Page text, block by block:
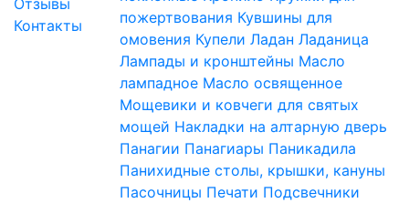
Отзывы
Контакты
пожертвования Кувшины для
омовения Купели Ладан Ладаница
Лампады и кронштейны Масло
лампадное Масло освященное
Мощевики и ковчеги для святых
мощей Накладки на алтарную дверь
Панагии Панагиары Паникадила
Панихидные столы, крышки, кануны
Пасочницы Печати Подсвечники